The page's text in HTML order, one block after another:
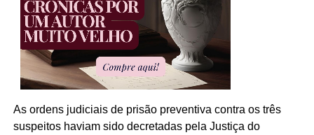
As ordens judiciais de prisão preventiva contra os três
suspeitos haviam sido decretadas pela Justiça do